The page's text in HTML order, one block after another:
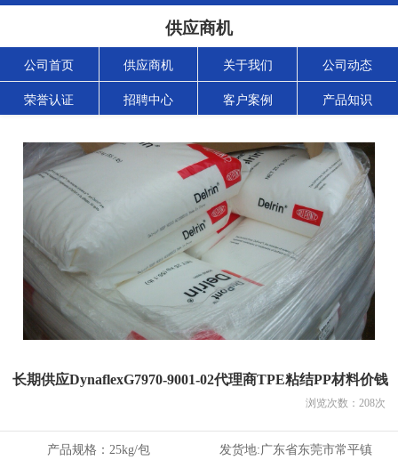
供应商机
公司首页 供应商机 关于我们 公司动态
荣誉认证 招聘中心 客户案例 产品知识
长期供应DynaflexG7970-9001-02代理商TPE粘结PP材料价钱
浏览次数： 208次
产品规格： 25kg/包 发货地:广东省东莞市常平镇